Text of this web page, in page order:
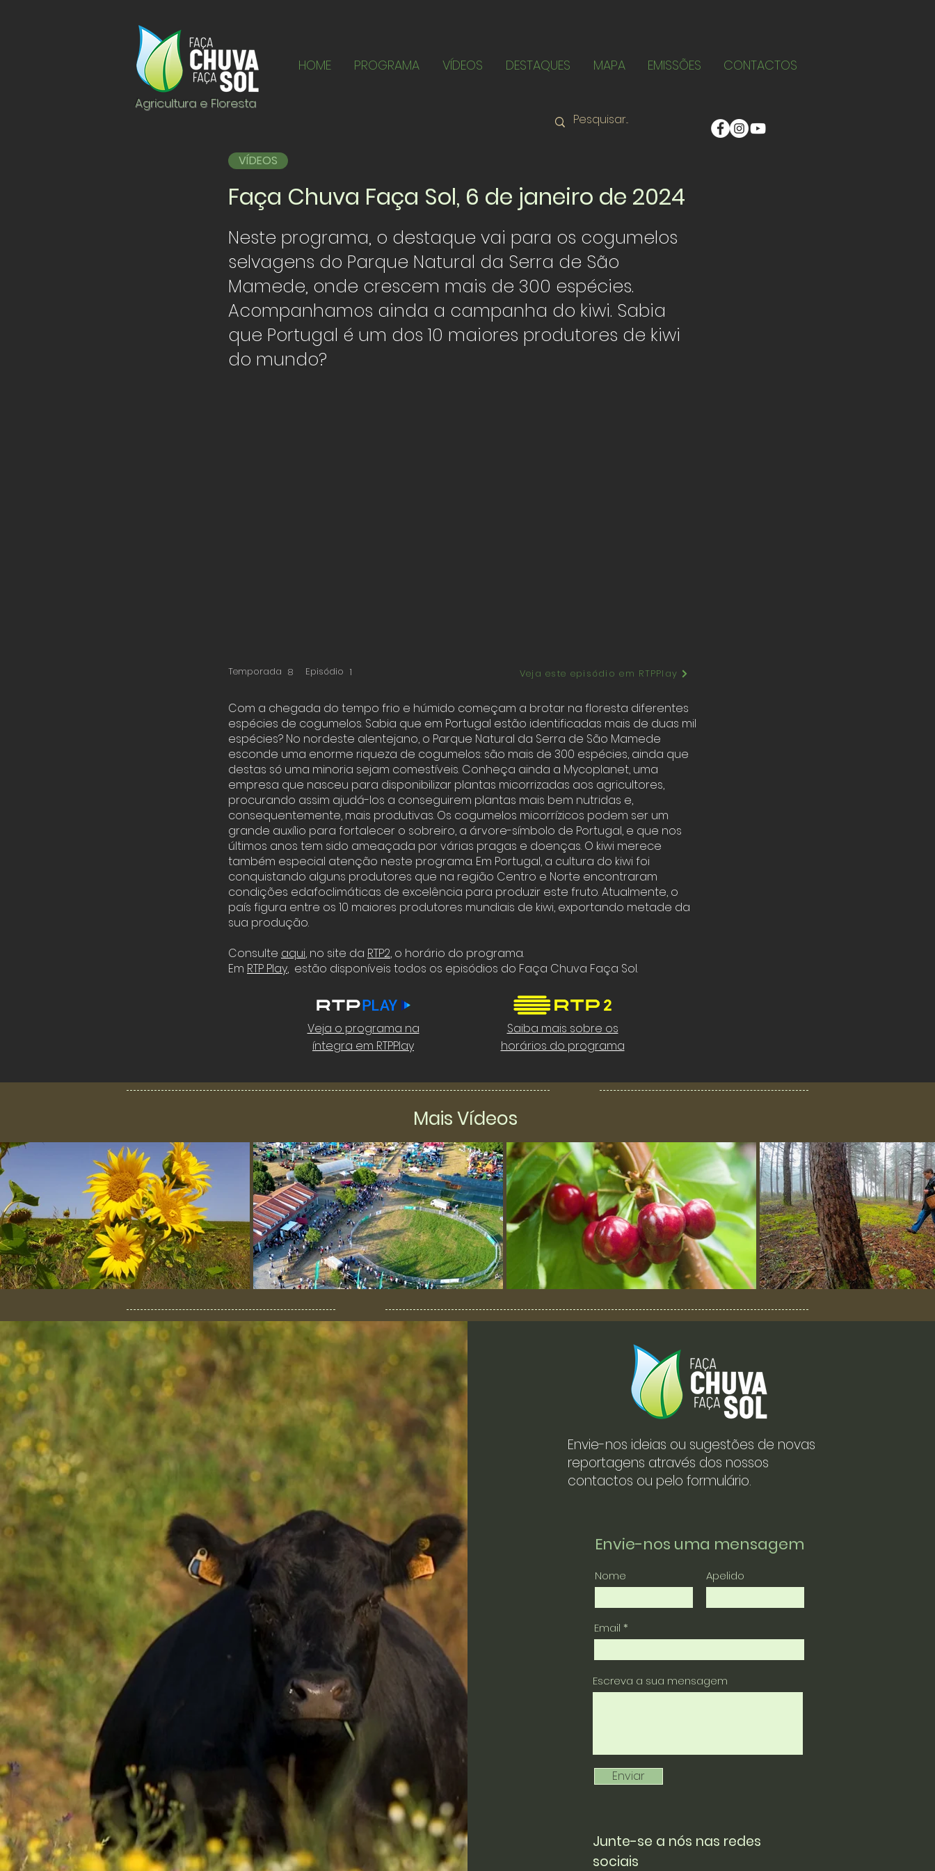
Agricultura e Floresta
HOME PROGRAMA VÍDEOS DESTAQUES MAPA EMISSÕES CONTACTOS
VÍDEOS
Faça Chuva Faça Sol, 6 de janeiro de 2024
Neste programa, o destaque vai para os cogumelos
selvagens do Parque Natural da Serra de São
Mamede, onde crescem mais de 300 espécies.
Acompanhamos ainda a campanha do kiwi. Sabia
que Portugal é um dos 10 maiores produtores de kiwi
do mundo?
Temporada 8 Episódio 1 Veja este episódio em RTPPlay
Com a chegada do tempo frio e húmido começam a brotar na floresta diferentes
espécies de cogumelos. Sabia que em Portugal estão identificadas mais de duas mil
espécies? No nordeste alentejano, o Parque Natural da Serra de São Mamede
esconde uma enorme riqueza de cogumelos: são mais de 300 espécies, ainda que
destas só uma minoria sejam comestíveis. Conheça ainda a Mycoplanet, uma
empresa que nasceu para disponibilizar plantas micorrizadas aos agricultores,
procurando assim ajudá-los a conseguirem plantas mais bem nutridas e,
consequentemente, mais produtivas. Os cogumelos micorrízicos podem ser um
grande auxílio para fortalecer o sobreiro, a árvore-símbolo de Portugal, e que nos
últimos anos tem sido ameaçada por várias pragas e doenças. O kiwi merece
também especial atenção neste programa. Em Portugal, a cultura do kiwi foi
conquistando alguns produtores que na região Centro e Norte encontraram
condições edafoclimáticas de excelência para produzir este fruto. Atualmente, o
país figura entre os 10 maiores produtores mundiais de kiwi, exportando metade da
sua produção.
Consulte aqui, no site da RTP2, o horário do programa.
Em RTP Play, estão disponíveis todos os episódios do Faça Chuva Faça Sol.
Veja o programa na
íntegra em RTPPlay
Saiba mais sobre os
horários do programa
Mais Vídeos
Envie-nos ideias ou sugestões de novas
reportagens através dos nossos
contactos ou pelo formulário.
Envie-nos uma mensagem
Nome Apelido
Email
Escreva a sua mensagem
Enviar
Junte-se a nós nas redes
sociais